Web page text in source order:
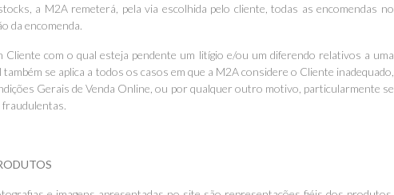
a M2A remeterá, pela via escolhida pelo cliente, todas as encomendas no
da encomenda.
com o qual esteja pendente um litígio e/ou um diferendo relativos a uma
se aplica a todos os casos em que a M2A considere o Cliente inadequado,
Gerais de Venda Online, ou por qualquer outro motivo, particularmente se